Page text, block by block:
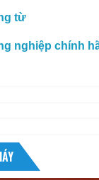
từ
nghiệp chính